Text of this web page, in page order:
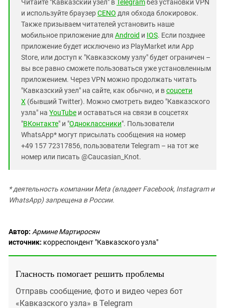
Читайте "Кавказский узел" в Telegramбез установки VPN
и используйте браузерCENO для обхода блокировок.
Также призываем читателей установить наше
мобильное приложение для Android и IOS. Если позднее
приложение будет исключено из PlayMarket или App
Store, или доступ к "Кавказскому узлу" будет ограничен –
вы все равно сможете пользоваться уже установленным
приложением. Через VPN можно продолжать читать
"Кавказский узел" на сайте, как обычно, и всоцсети
X (бывший Twitter). Можно смотреть видео "Кавказского
узла" на YouTube и оставаться на связи в соцсетях
"ВКонтакте" и "Одноклассники". Пользователи
WhatsApp* могут присылать сообщения на номер
+49 157 72317856, пользователи Telegram – на тот же
номер или писать @Caucasian_Knot.
* деятельность компании Meta (владеет Facebook, Instagram и
WhatsApp) запрещена в России.
Автор: Армине Мартиросян
источник: корреспондент "Кавказского узла"
Гласность помогает решить проблемы
Отправь сообщение, фото и видео через бот
«Кавказского узла» в Telegram